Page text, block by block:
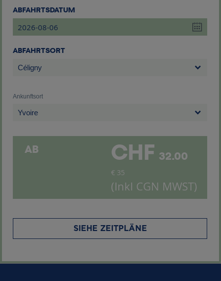
ABFAHRTSORT
Céligny
ABFAHRTSDATUM
ankunftsort
Yvoire
AB CHF 32.00
€ 35
(Inkl CGN MWST)
SIEHE ZEITPLÄNE